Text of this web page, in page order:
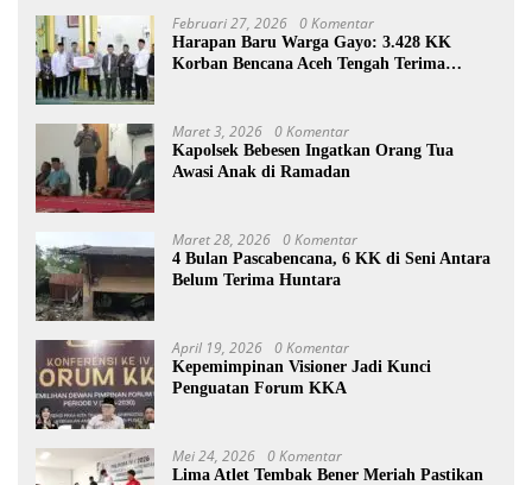
Februari 27, 2026 0 Komentar
Harapan Baru Warga Gayo: 3.428 KK
Korban Bencana Aceh Tengah Terima
Maret 3, 2026 0 Komentar
Kapolsek Bebesen Ingatkan Orang Tua
Awasi Anak di Ramadan
Maret 28, 2026 0 Komentar
4 Bulan Pascabencana, 6 KK di Seni Antara
Belum Terima Huntara
April 19, 2026 0 Komentar
Kepemimpinan Visioner Jadi Kunci
Penguatan Forum KKA
Mei 24, 2026 0 Komentar
Lima Atlet Tembak Bener Meriah Pastikan